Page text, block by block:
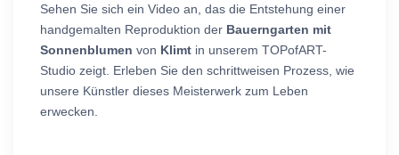
Sehen Sie sich ein Video an, das die Entstehung einer
handgemalten Reproduktion der Bauerngarten mit
Sonnenblumen von Klimtin unserem TOPofART-
Studio zeigt. Erleben Sie den schrittweisen Prozess, wie
unsere Künstler dieses Meisterwerk zum Leben
erwecken.